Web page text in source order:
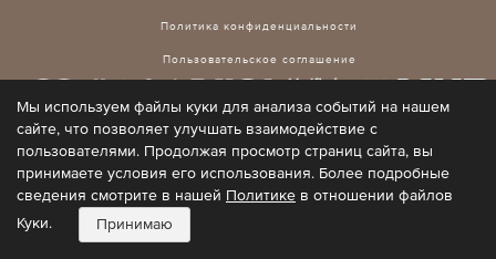
Политика конфиденциальности
Пользовательское соглашение
Мы используем файлы куки для анализа событий на нашем
сайте, что позволяет улучшать взаимодействие с
пользователями. Продолжая просмотр страниц сайта, вы
принимаете условия его использования. Более подробные
сведения смотрите в нашей Политике в отношении файлов
Куки.
Принимаю